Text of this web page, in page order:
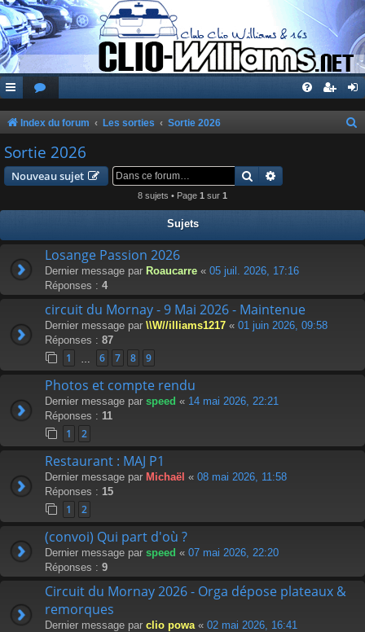
Index du forum Les sorties Sortie 2026
e
Sortie 2026
Nouveau sujet Rechercher
8 sujets • Page 1 sur 1
Sujets
Losange Passion 2026
Dernier message par Roaucarre « 05 juil. 2026, 17:16
Réponses : 4
circuit du Mornay - 9 Mai 2026 - Maintenue
Dernier message par \\W//illiams1217 « 01 juin 2026, 09:58
Réponses : 87
1 6 7 8 9
Photos et compte rendu
Dernier message par speed « 14 mai 2026, 22:21
Réponses : 11
1 2
Restaurant : MAJ P1
Dernier message par Michaël « 08 mai 2026, 11:58
Réponses : 15
1 2
(convoi) Qui part d'où ?
Dernier message par speed « 07 mai 2026, 22:20
Réponses : 9
Circuit du Mornay 2026 - Orga dépose plateaux &
remorques
Dernier message par clio powa « 02 mai 2026, 16:41